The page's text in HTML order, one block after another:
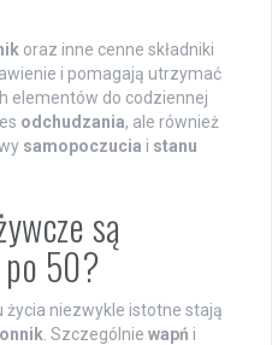
oraz inne cenne składniki
i pomagają utrzymać
elementów do codziennej
odchudzania, ale również
samopoczucia i stanu
są
50?
życia niezwykle istotne stają
. Szczególnie wapń i